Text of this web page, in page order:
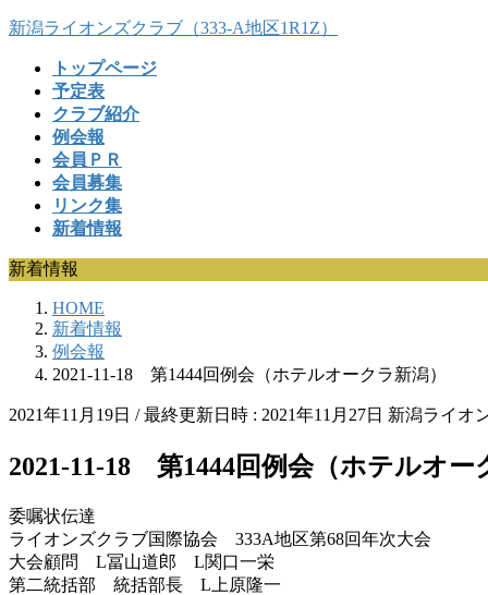
コ
ナ
新潟ライオンズクラブ（333-A地区1R1Z）
トップページ
予定表
クラブ紹介
例会報
会員ＰＲ
会員募集
リンク集
新着情報
新着情報
HOME
新着情報
例会報
2021-11-18 第1444回例会（ホテルオークラ新潟）
2021年11月19日 / 最終更新日時 : 2021年11月27日 新潟ライオ
2021-11-18 第1444回例会（ホテルオー
委嘱状伝達
ライオンズクラブ国際協会 333A地区第68回年次大会
大会顧問 L冨山道郎 L関口一栄
第二統括部 統括部長 L上原隆一